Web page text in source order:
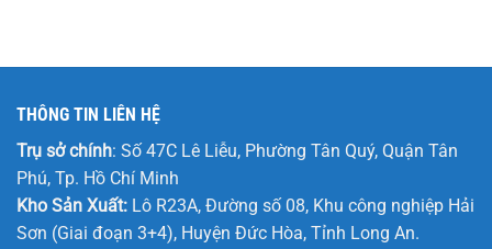
THÔNG TIN LIÊN HỆ
Trụ sở chính: Số 47C Lê Liễu, Phường Tân Quý, Quận Tân
Phú, Tp. Hồ Chí Minh
Kho Sản Xuất: Lô R23A, Đường số 08, Khu công nghiệp Hải
Sơn (Giai đoạn 3+4), Huyện Đức Hòa, Tỉnh Long An.